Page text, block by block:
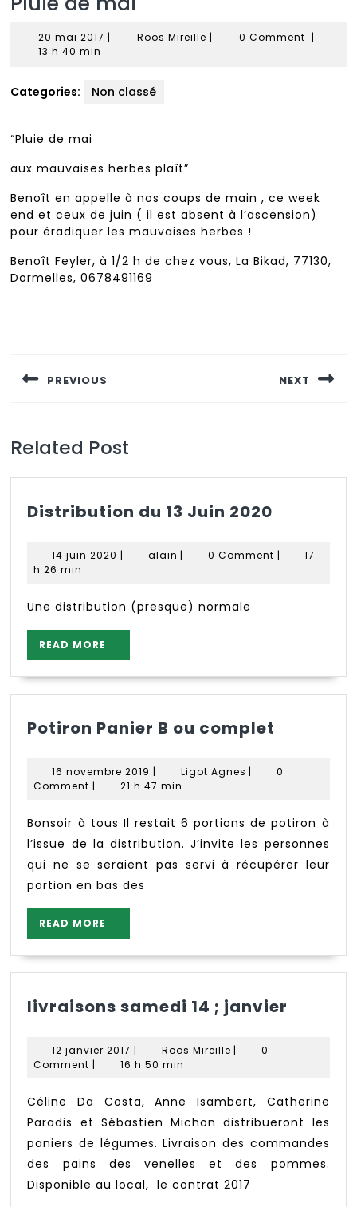
20 mai 2017 20
| Roos Mireille Roos
| 0 Comment |
13 h 40 min
Categories: Non classé
“Pluie de mai
aux mauvaises herbes plaît”
Benoît en appelle à nos coups de main , ce week
end et ceux de juin ( il est absent à l’ascension)
pour éradiquer les mauvaises herbes !
Benoît Feyler, à 1/2 h de chez vous, La Bikad, 77130,
Dormelles, 0678491169
l’article
PREVIOUS NEXT
Related Post
Distribution du 13 Juin 2020
13
14 juin 2020 14| alain alain
| 0 Comment |
17
h 26 min
Une distribution (presque) normale
READ MORE
MORE
Potiron Panier B ou complet
B
16 novembre 2019 16
novembre
| Ligot Agnes Ligot
|
0
Comment | 21 h 47 min
Bonsoir à tous Il restait 6 portions de potiron à
l’issue de la distribution. J’invite les personnes
qui ne se seraient pas servi à récupérer leur
portion en bas des
READ MORE
MORE
livraisons samedi 14 ; janvier
12 janvier 2017 12
janvier
| Roos MireilleRoos
|
0
Comment | 16 h 50 min
Céline Da Costa, Anne Isambert, Catherine
Paradis et Sébastien Michon distribueront les
paniers de légumes. Livraison des commandes
des pains des venelles et des pommes.
Disponible au local, le contrat 2017